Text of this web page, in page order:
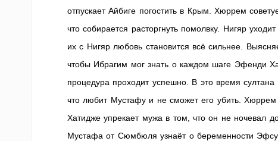
отпускает Айбиге погостить в Крым. Хюррем
что собирается расторгнуть помолвку. Нигяр
их с Нигяр любовь становится всё сильнее.
чтобы Ибрагим мог знать о каждом шаге Эфенди
процедура проходит успешно. В это время
что любит Мустафу и не сможет его убить. Хюррем
Хатидже упрекает мужа в том, что он не ночевал
Мустафа от Сюмбюля узнаёт о беременности